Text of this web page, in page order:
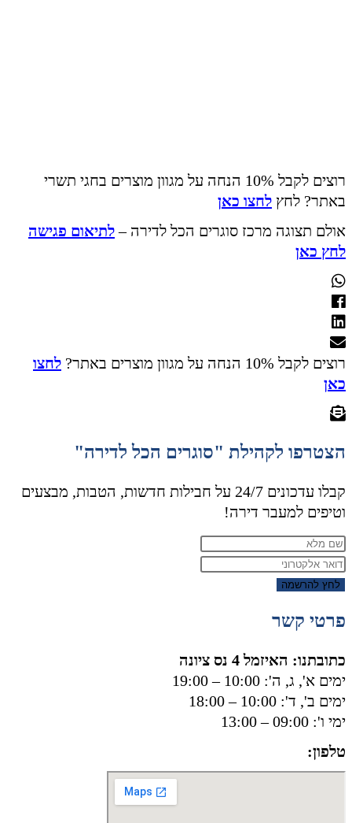
רוצים לקבל 10% הנחה על מגוון מוצרים בחגי תשרי
באתר? לחץ לחצו כאן
אולם תצוגה מרכז סוגרים הכל לדירה –לתיאום פגישה
לחץ כאן
רוצים לקבל 10% הנחה על מגוון מוצרים באתר?
לחצו
כאן
הצטרפו לקהילת "סוגרים הכל לדירה"
קבלו עדכונים 24/7 על חבילות חדשות, הטבות, מבצעים
וטיפים למעבר דירה!
לחץ להרשמה
פרטי קשר
כתובתנו: האיזמל 4 נס ציונה
ימים א', ג, ה': 10:00 – 19:00
ימים ב', ד': 10:00 – 18:00
ימי ו': 09:00 – 13:00
טלפון: